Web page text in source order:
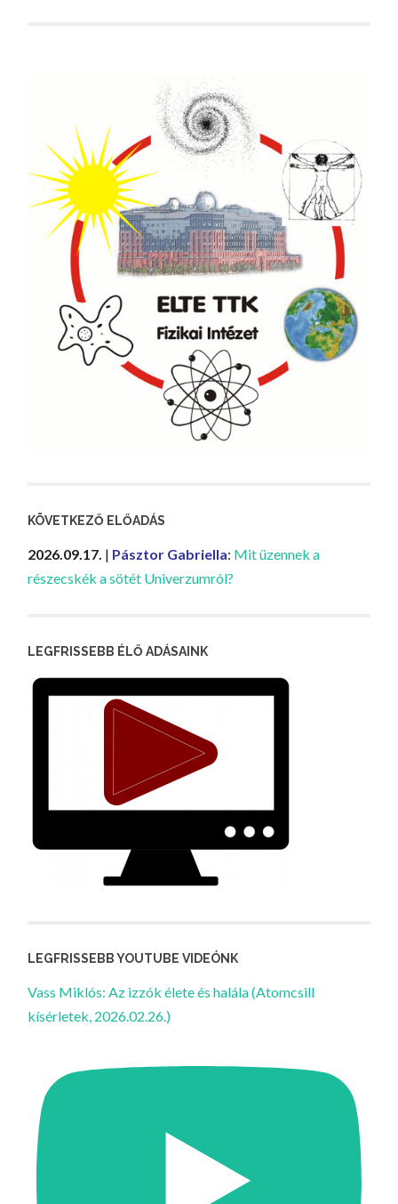
KÖVETKEZŐ ELŐADÁS
2026.09.17. | Pásztor Gabriella: Mit üzennek a
részecskék a sötét Univerzumról?
LEGFRISSEBB ÉLŐ ADÁSAINK
LEGFRISSEBB YOUTUBE VIDEÓNK
Vass Miklós: Az izzók élete és halála (Atomcsill
kísérletek, 2026.02.26.)